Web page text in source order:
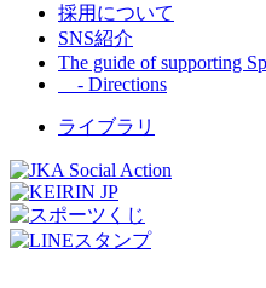
採用について
SNS紹介
The guide of supporting
- Directions
ライブラリ